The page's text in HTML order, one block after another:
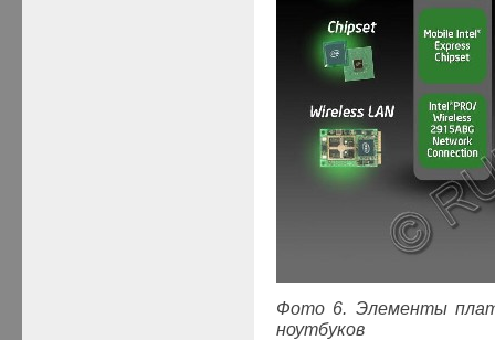
Фото 6. Элементы
ноутбуков